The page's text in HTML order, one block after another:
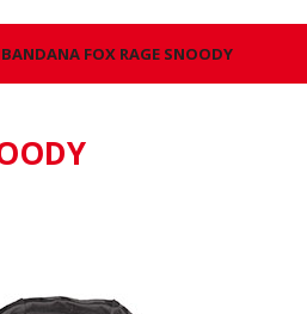
BANDANA FOX RAGE SNOODY